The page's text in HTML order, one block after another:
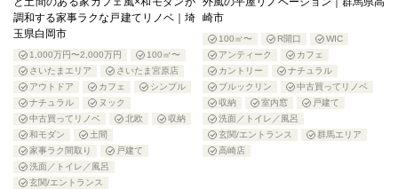
調和する家事ラクな戸建てリノベ｜埼
玉県白岡市
1,000万円〜2,000万円
100㎡〜
さいたまエリア
さいたま宮原店
アウトドア
カフェ
シンプル
ナチュラル
ヌック
中古買ってリノベ
北欧
収納
和モダン
土間
家事ラク間取り
戸建て
洗面／トイレ／風呂
玄関/エントランス
崎市
100㎡〜 R開口
WIC
アンティーク
カフェ
カントリー
ナチュラル
ブルックリン
中古買ってリノベ
収納
室内窓
戸建て
洗面／トイレ／風呂
玄関/エントランス
群馬エリア
高崎店